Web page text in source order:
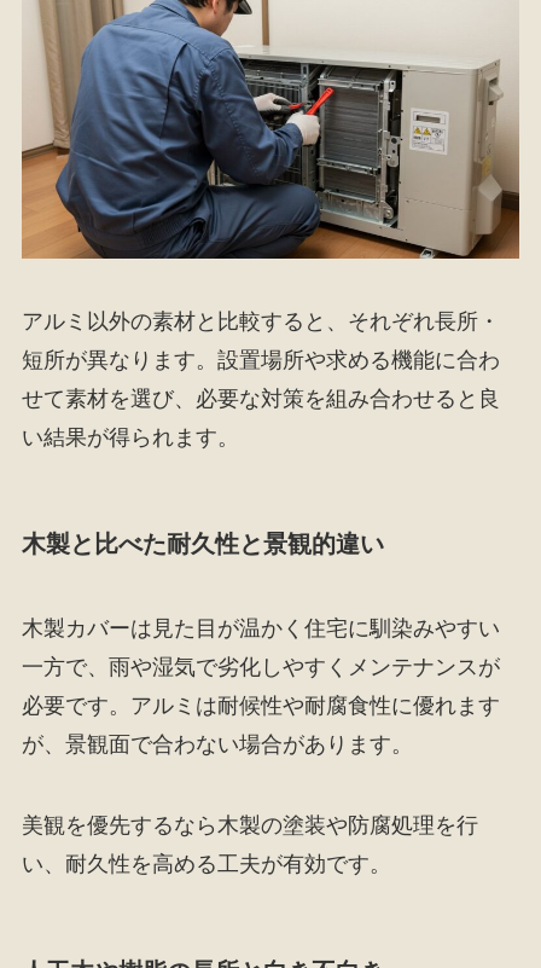
アルミ以外の素材と比較すると、それぞれ長所・
短所が異なります。設置場所や求める機能に合わ
せて素材を選び、必要な対策を組み合わせると良
い結果が得られます。
木製と比べた耐久性と景観的違い
木製カバーは見た目が温かく住宅に馴染みやすい
一方で、雨や湿気で劣化しやすくメンテナンスが
必要です。アルミは耐候性や耐腐食性に優れます
が、景観面で合わない場合があります。
美観を優先するなら木製の塗装や防腐処理を行
い、耐久性を高める工夫が有効です。